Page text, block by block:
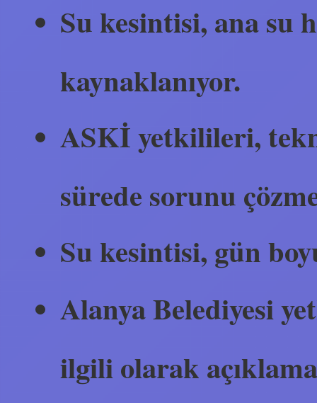
Su kesintisi, ana su
kaynaklanıyor.
ASKİ yetkilileri,
sürede sorunu
Su kesintisi, gün
Alanya Belediyesi
ilgili olarak